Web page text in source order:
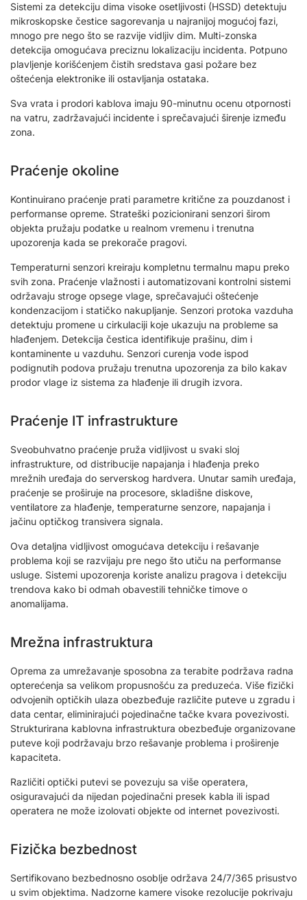
Sistemi za detekciju dima visoke osetljivosti (HSSD) detektuju
mikroskopske čestice sagorevanja u najranijoj mogućoj fazi,
mnogo pre nego što se razvije vidljiv dim. Multi-zonska
detekcija omogućava preciznu lokalizaciju incidenta. Potpuno
plavljenje korišćenjem čistih sredstava gasi požare bez
oštećenja elektronike ili ostavljanja ostataka.
Sva vrata i prodori kablova imaju 90-minutnu ocenu otpornosti
na vatru, zadržavajući incidente i sprečavajući širenje između
zona.
Praćenje okoline
Kontinuirano praćenje prati parametre kritične za pouzdanost i
performanse opreme. Strateški pozicionirani senzori širom
objekta pružaju podatke u realnom vremenu i trenutna
upozorenja kada se prekorače pragovi.
Temperaturni senzori kreiraju kompletnu termalnu mapu preko
svih zona. Praćenje vlažnosti i automatizovani kontrolni sistemi
održavaju stroge opsege vlage, sprečavajući oštećenje
kondenzacijom i statičko nakupljanje. Senzori protoka vazduha
detektuju promene u cirkulaciji koje ukazuju na probleme sa
hlađenjem. Detekcija čestica identifikuje prašinu, dim i
kontaminente u vazduhu. Senzori curenja vode ispod
podignutih podova pružaju trenutna upozorenja za bilo kakav
prodor vlage iz sistema za hlađenje ili drugih izvora.
Praćenje IT infrastrukture
Sveobuhvatno praćenje pruža vidljivost u svaki sloj
infrastrukture, od distribucije napajanja i hlađenja preko
mrežnih uređaja do serverskog hardvera. Unutar samih uređaja,
praćenje se proširuje na procesore, skladišne diskove,
ventilatore za hlađenje, temperaturne senzore, napajanja i
jačinu optičkog transivera signala.
Ova detaljna vidljivost omogućava detekciju i rešavanje
problema koji se razvijaju pre nego što utiču na performanse
usluge. Sistemi upozorenja koriste analizu pragova i detekciju
trendova kako bi odmah obavestili tehničke timove o
anomalijama.
Mrežna infrastruktura
Oprema za umrežavanje sposobna za terabite podržava radna
opterećenja sa velikom propusnošću za preduzeća. Više fizički
odvojenih optičkih ulaza obezbeđuje različite puteve u zgradu i
data centar, eliminirajući pojedinačne tačke kvara povezivosti.
Strukturirana kablovna infrastruktura obezbeđuje organizovane
puteve koji podržavaju brzo rešavanje problema i proširenje
kapaciteta.
Različiti optički putevi se povezuju sa više operatera,
osiguravajući da nijedan pojedinačni presek kabla ili ispad
operatera ne može izolovati objekte od internet povezivosti.
Fizička bezbednost
Sertifikovano bezbednosno osoblje održava 24/7/365 prisustvo
u svim objektima. Nadzorne kamere visoke rezolucije pokrivaju